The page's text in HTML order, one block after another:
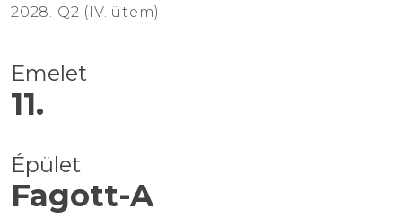
2028. Q2 (IV. ütem)
Emelet
11.
Épület
Fagott-A